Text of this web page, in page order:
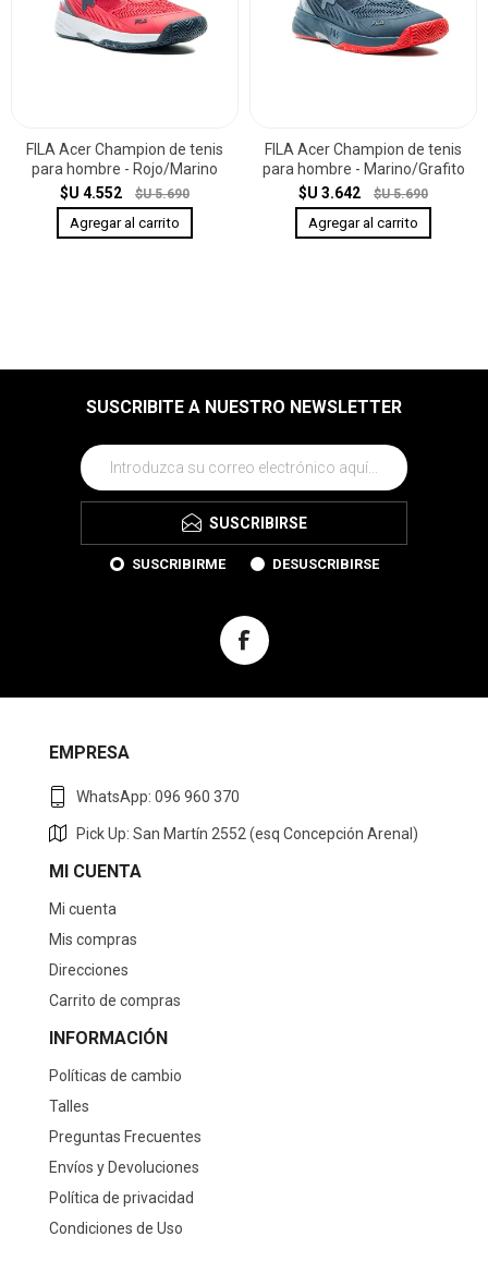
FILA Acer Champion de tenis
para hombre - Rojo/Marino
$U 4.552
$U 5.690
FILA Acer Champion de tenis
para hombre - Marino/Grafito
$U 3.642
$U 5.690
SUSCRIBITE A NUESTRO NEWSLETTER
SUSCRIBIRSE
SUSCRIBIRME DESUSCRIBIRSE
EMPRESA
WhatsApp: 096 960 370
Pick Up: San Martín 2552 (esq Concepción Arenal)
MI CUENTA
Mi cuenta
Mis compras
Direcciones
Carrito de compras
INFORMACIÓN
Políticas de cambio
Talles
Preguntas Frecuentes
Envíos y Devoluciones
Política de privacidad
Condiciones de Uso